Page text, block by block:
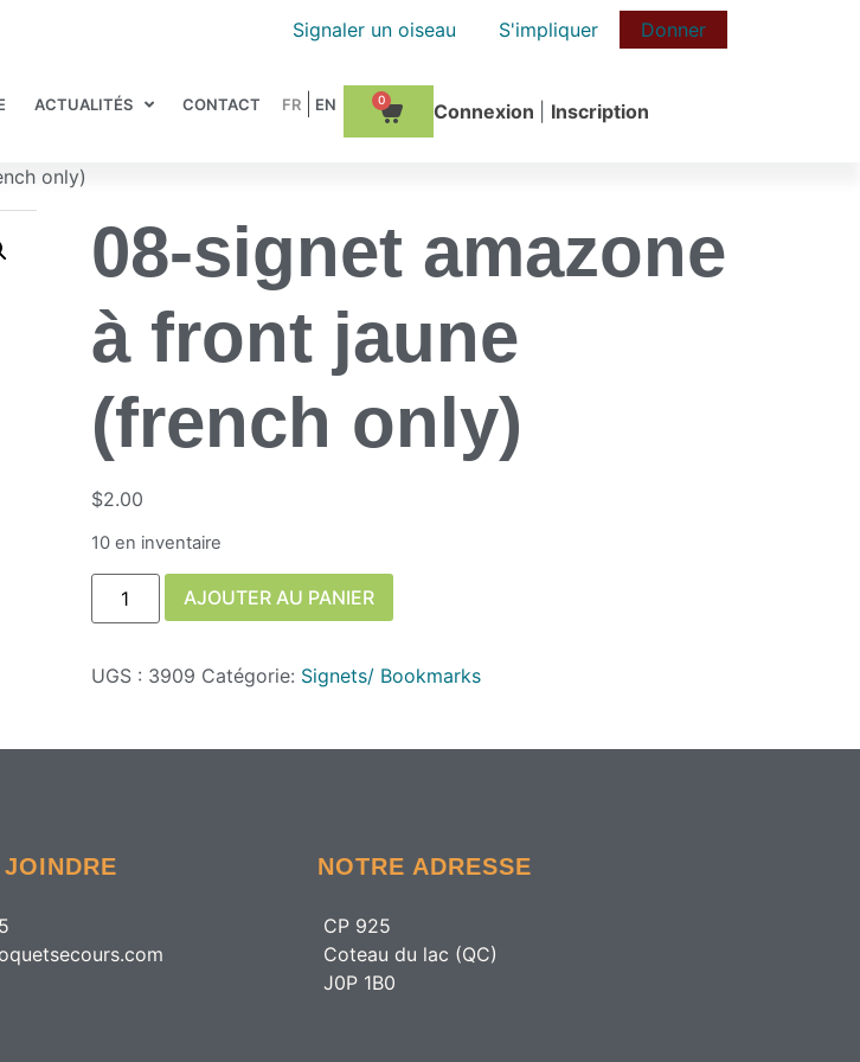
Signaler un oiseau S'impliquer Donner
ACTUALITÉS CONTACT 0 Сonnexion Inscription
only)
08-signet amazone
à front jaune
(french only)
$2.00
10 en inventaire
AJOUTER AU PANIER
UGS : 3909 Catégorie: Signets/ Bookmarks
NOTRE ADRESSE
CP 925
Coteau du lac (QC)
J0P 1B0